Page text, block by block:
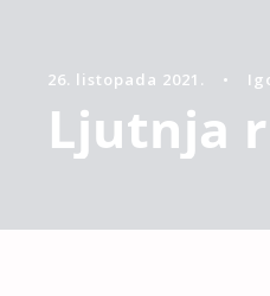
26. listopada 2021. •
Ljutnja